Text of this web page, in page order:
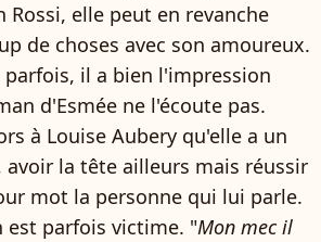
Rossi, elle peut en revanche
de choses avec son amoureux.
parfois, il a bien l'impression
d'Esmée ne l'écoute pas.
à Louise Aubery qu'elle a un
avoir la tête ailleurs mais réussir
mot la personne qui lui parle.
est parfois victime. "Mon mec il